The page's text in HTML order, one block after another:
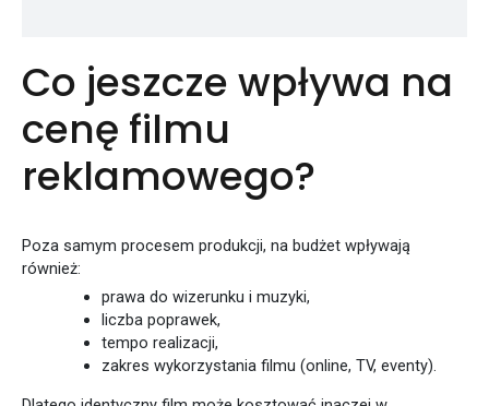
Co jeszcze wpływa na
cenę filmu
reklamowego?
Poza samym procesem produkcji, na budżet wpływają
również:
prawa do wizerunku i muzyki,
liczba poprawek,
tempo realizacji,
zakres wykorzystania filmu (online, TV, eventy).